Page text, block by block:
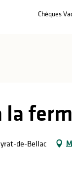
Chèques
la
de-Bellac